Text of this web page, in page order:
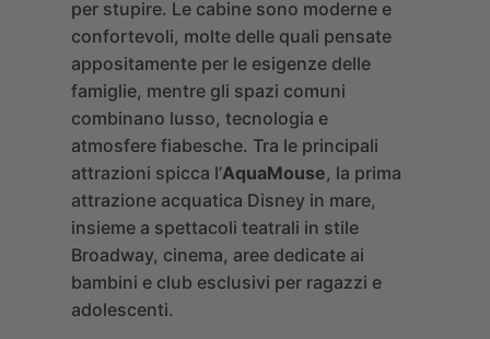
per stupire. Le cabine sono moderne e
confortevoli, molte delle quali pensate
appositamente per le esigenze delle
famiglie, mentre gli spazi comuni
combinano lusso, tecnologia e
atmosfere fiabesche. Tra le principali
attrazioni spicca l’AquaMouse, la prima
attrazione acquatica Disney in mare,
insieme a spettacoli teatrali in stile
Broadway, cinema, aree dedicate ai
bambini e club esclusivi per ragazzi e
adolescenti.